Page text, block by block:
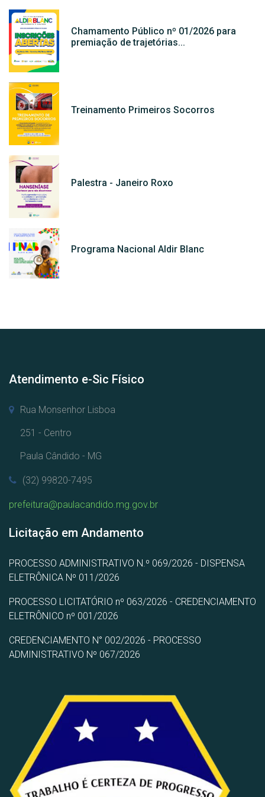
Chamamento Público nº 01/2026 para
premiação de trajetórias...
Treinamento Primeiros Socorros
Palestra - Janeiro Roxo
Programa Nacional Aldir Blanc
Atendimento e-Sic Físico
Rua Monsenhor Lisboa
251 - Centro
Paula Cândido - MG
(32) 99820-7495
prefeitura@paulacandido.mg.gov.br
Licitação em Andamento
PROCESSO ADMINISTRATIVO N.º 069/2026 - DISPENSA
ELETRÔNICA Nº 011/2026
PROCESSO LICITATÓRIO nº 063/2026 - CREDENCIAMENTO
ELETRÔNICO nº 001/2026
CREDENCIAMENTO N° 002/2026 - PROCESSO
ADMINISTRATIVO Nº 067/2026